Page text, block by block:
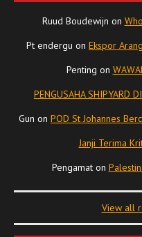
Ruud Boudewijn on
Pt endergu on Ekspor
Penting on
PENGUSAHA SHIPYARD
Gun on POD St Johannes
Janji Terima
Pengamaton
View all